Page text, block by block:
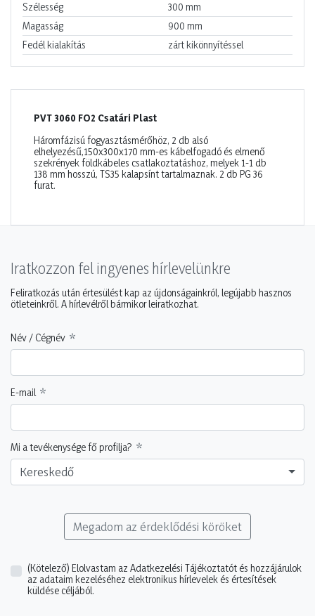
Szélesség
300 mm
Magasság
900 mm
Fedél kialakítás
zárt kikönnyítéssel
PVT 3060 FO2 Csatári Plast
Háromfázisú fogyasztásmérőhöz, 2 db alsó
elhelyezésű,150x300x170 mm-es kábelfogadó és elmenő
szekrények földkábeles csatlakoztatáshoz, melyek 1-1 db
138 mm hosszú, TS35 kalapsínt tartalmaznak. 2 db PG 36
furat.
Iratkozzon fel ingyenes hírlevelünkre
Feliratkozás után értesülést kap az újdonságainkról, legújabb hasznos
ötleteinkről. A hírlevélről bármikor leiratkozhat.
Név / Cégnév
E-mail
Mi a tevékenysége fő profilja?
Kereskedő
Megadom az érdeklődési köröket
(Kötelező) Elolvastam az Adatkezelési Tájékoztatót és hozzájárulok
az adataim kezeléséhez elektronikus hírlevelek és értesítések
küldése céljából.